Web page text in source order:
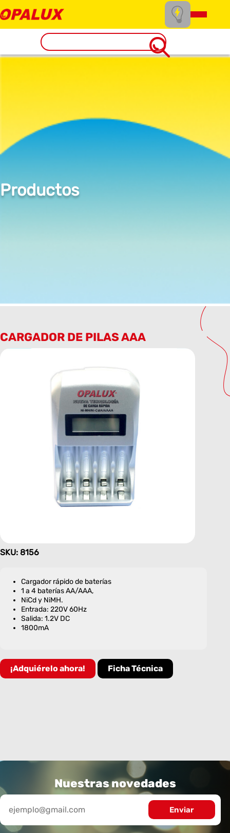
Productos
CARGADOR DE PILAS AAA
SKU: 8156
Cargador rápido de baterías
1 a 4 baterías AA/AAA,
NiCd y NiMH.
Entrada: 220V 60Hz
Salida: 1.2V DC
1800mA
¡Adquiérelo ahora! Ficha Técnica
Nuestras novedades